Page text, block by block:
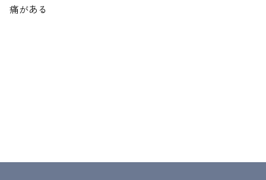
痛がある